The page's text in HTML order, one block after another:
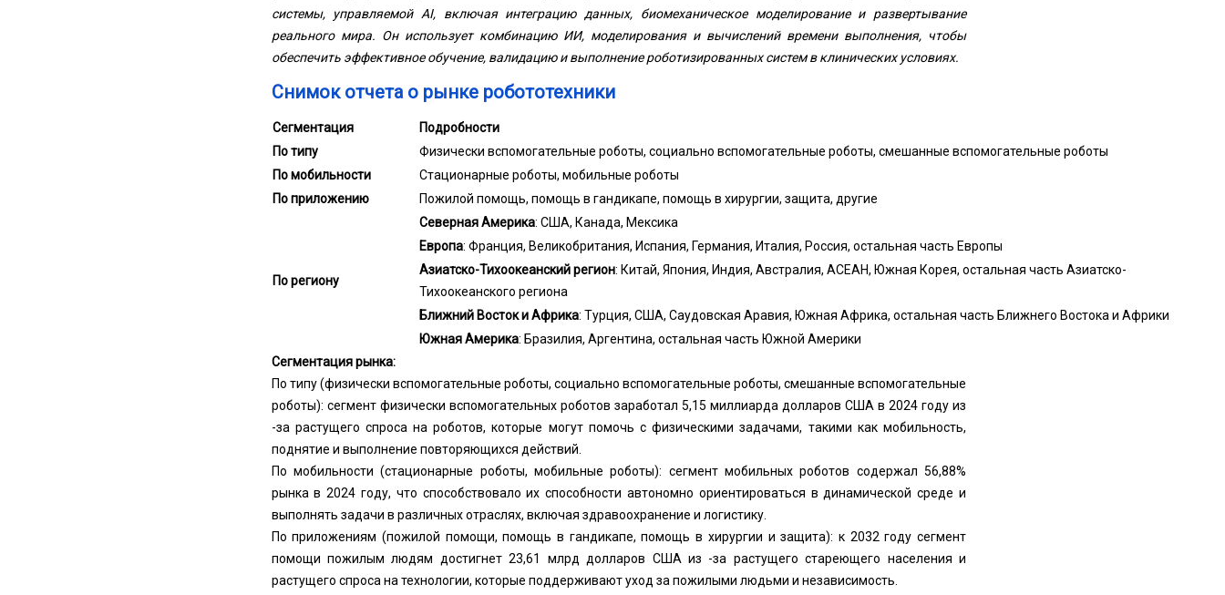
системы, управляемой AI, включая интеграцию данных, биомеханическое моделирование и развертывание
реального мира. Он использует комбинацию ИИ, моделирования и вычислений времени выполнения, чтобы
обеспечить эффективное обучение, валидацию и выполнение роботизированных систем в клинических условиях.
Снимок отчета о рынке робототехники
Сегментация
Подробности
По типу
Физически вспомогательные роботы, социально вспомогательные роботы, смешанные вспомогательные роботы
По мобильности
Стационарные роботы, мобильные роботы
По приложению
Пожилой помощь, помощь в гандикапе, помощь в хирургии, защита, другие
По региону
Северная Америка: США, Канада, Мексика
Европа: Франция, Великобритания, Испания, Германия, Италия, Россия, остальная часть Европы
Азиатско-Тихоокеанский регион: Китай, Япония, Индия, Австралия, АСЕАН, Южная Корея, остальная часть Азиатско-
Тихоокеанского региона
Ближний Восток и Африка: Турция, США, Саудовская Аравия, Южная Африка, остальная часть Ближнего Востока и Африки
Южная Америка: Бразилия, Аргентина, остальная часть Южной Америки
Сегментация рынка:
По типу (физически вспомогательные роботы, социально вспомогательные роботы, смешанные вспомогательные
роботы): сегмент физически вспомогательных роботов заработал 5,15 миллиарда долларов США в 2024 году из
-за растущего спроса на роботов, которые могут помочь с физическими задачами, такими как мобильность,
поднятие и выполнение повторяющихся действий.
По мобильности (стационарные роботы, мобильные роботы): сегмент мобильных роботов содержал 56,88%
рынка в 2024 году, что способствовало их способности автономно ориентироваться в динамической среде и
выполнять задачи в различных отраслях, включая здравоохранение и логистику.
По приложениям (пожилой помощи, помощь в гандикапе, помощь в хирургии и защита): к 2032 году сегмент
помощи пожилым людям достигнет 23,61 млрд долларов США из -за растущего стареющего населения и
растущего спроса на технологии, которые поддерживают уход за пожилыми людьми и независимость.